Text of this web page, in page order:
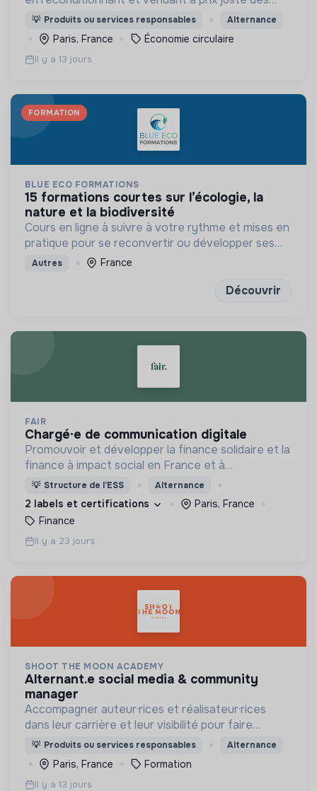
vélos électriques garantis.
💡 Produits ou services responsables Alternance
Paris, France Économie circulaire
Il y a 13 jours
FORMATION
BLUE ECO FORMATIONS
15 formations courtes sur l’écologie, la
nature et la biodiversité
Cours en ligne à suivre à votre rythme et mises en
pratique pour se reconvertir ou développer ses
compétences
Autres France
Découvrir
FAIR
chargé·e de communication digitale
Promouvoir et développer la finance solidaire et la
finance à impact social en France et à
l'international
💡 Structure de l’ESS Alternance
2 labels et certifications
Paris, France
Finance
Il y a 23 jours
SHOOT THE MOON ACADEMY
alternant.e social media & community
manager
Accompagner auteur·rices et réalisateur·rices
dans leur carrière et leur visibilité pour faire
émerger des récits singuliers, renouveler les
talents et démocratiser l'accès à l'industrie du
cinéma.
💡 Produits ou services responsables Alternance
Paris, France Formation
Il y a 13 jours